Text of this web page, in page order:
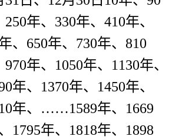
年、330年、410年、
、650年、730年、810
年、1050年、1130年、
年、1370年、1450年、
年、……1589年、1669
1795年、1818年、1898